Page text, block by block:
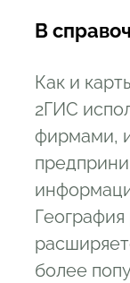
В
Как и
2ГИС
фирмами,
более